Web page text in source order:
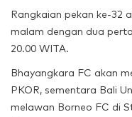
Rangkaian pekan ke-32
malam dengan dua
20.00 WITA.
Bhayangkara FC akan
PKOR, sementara Bali
melawan Borneo FC di